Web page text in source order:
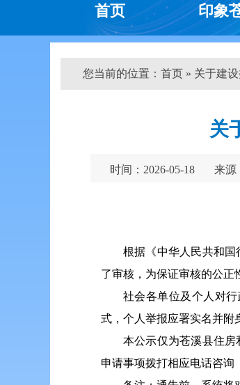
首页 印象
您当前的位置： 首页 » 关于建
关
时间：2026-05-18 来源
根据《中华人民共和
了审核，为保证审核的公正
社会各单位及个人对
式，个人举报应署实名并附
本公示仅为苍溪县住
申请事项拨打相应电话咨询